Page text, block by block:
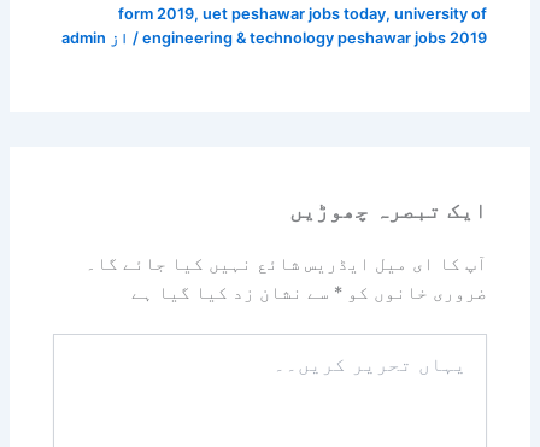
form 2019, uet peshawar jobs today, university of
engineering & technology peshawar jobs 2019 / از admin
ایک تبصرہ چھوڑیں
آپ کا ای میل ایڈریس شائع نہیں کیا جائے گا۔
ضروری خانوں کو* سے نشان زد کیا گیا ہے
تحریر